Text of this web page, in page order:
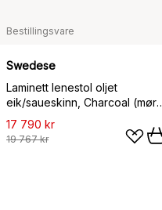
Bestillingsvare
Swedese
Laminett lenestol oljet
eik/saueskinn, Charcoal (mørk
grå)
17 790 kr
19 767 kr